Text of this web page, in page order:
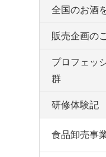
全国のお酒
販売企画の
プロフェッ
群
研修体験記
食品卸売事